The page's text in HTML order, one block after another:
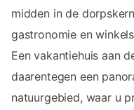
midden in de
gastronomie en
Een vakantiehuis aan
daarentegen een
natuurgebied, waar u